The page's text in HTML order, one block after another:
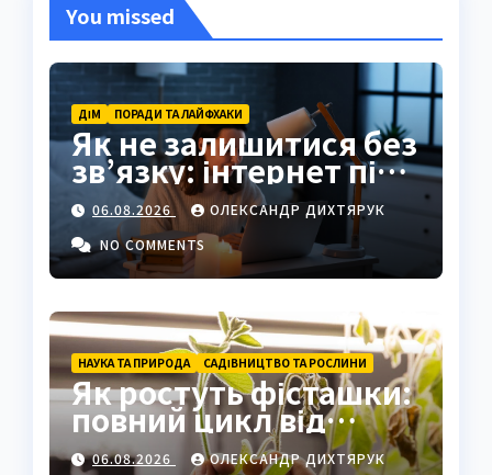
You missed
ДІМ ПОРАДИ ТА ЛАЙФХАКИ
Як не залишитися без
зв’язку: інтернет під
час відключень світла
06.08.2026
ОЛЕКСАНДР ДИХТЯРУК
NO COMMENTS
НАУКА ТА ПРИРОДА САДІВНИЦТВО ТА РОСЛИНИ
Як ростуть фісташки:
повний цикл від
насіння до стиглого
06.08.2026
ОЛЕКСАНДР ДИХТЯРУК